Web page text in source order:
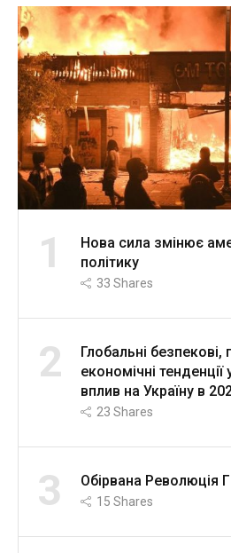
1
Нова сила змінює
політику
33 Shares
2
Глобальні безпекові,
економічні тенденції у
вплив на Україну в
23 Shares
3 Обірвана Революція
15 Shares